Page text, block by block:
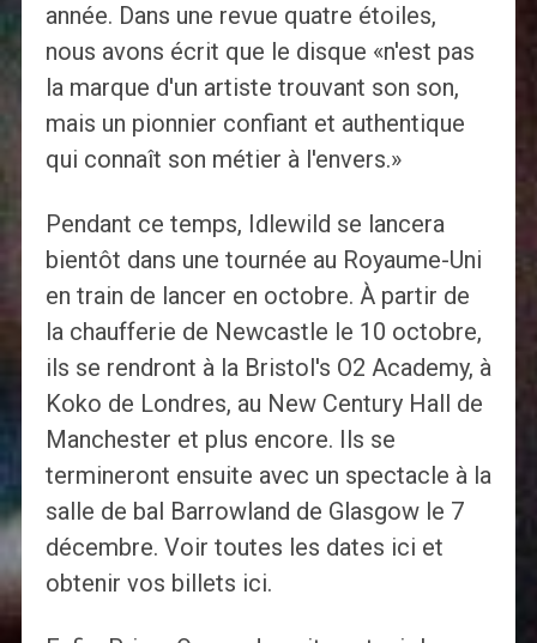
année. Dans une revue quatre étoiles,
nous avons écrit que le disque «n'est pas
la marque d'un artiste trouvant son son,
mais un pionnier confiant et authentique
qui connaît son métier à l'envers.»
Pendant ce temps, Idlewild se lancera
bientôt dans une tournée au Royaume-Uni
en train de lancer en octobre. À partir de
la chaufferie de Newcastle le 10 octobre,
ils se rendront à la Bristol's O2 Academy, à
Koko de Londres, au New Century Hall de
Manchester et plus encore. Ils se
termineront ensuite avec un spectacle à la
salle de bal Barrowland de Glasgow le 7
décembre. Voir toutes les dates ici et
obtenir vos billets ici.